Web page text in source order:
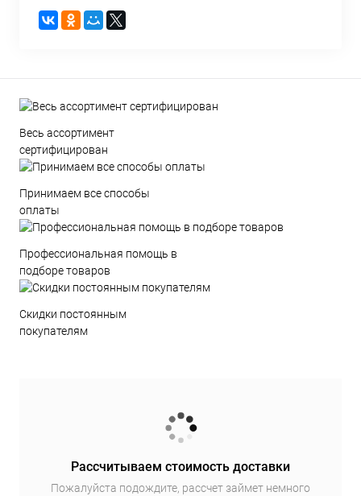
Весь ассортимент
сертифицирован
Принимаем все способы
оплаты
Профессиональная помощь в
подборе товаров
Скидки постоянным
покупателям
Рассчитываем стоимость доставки
Пожалуйста подождите, рассчет займет немного